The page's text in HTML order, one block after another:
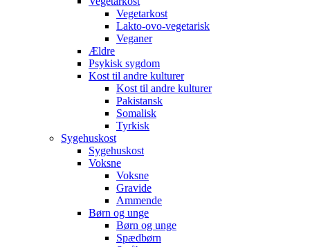
Vegetarkost
Lakto-ovo-vegetarisk
Veganer
Ældre
Psykisk sygdom
Kost til andre kulturer
Kost til andre kulturer
Pakistansk
Somalisk
Tyrkisk
Sygehuskost
Sygehuskost
Voksne
Voksne
Gravide
Ammende
Børn og unge
Børn og unge
Spædbørn